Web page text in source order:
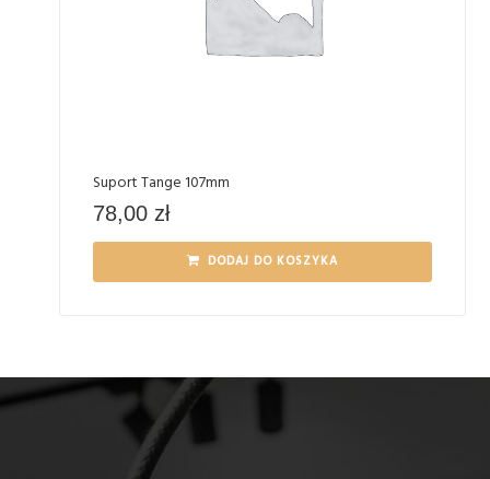
Suport Tange 107mm
78,00 zł
DODAJ DO KOSZYKA